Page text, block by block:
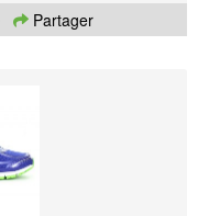
Partager